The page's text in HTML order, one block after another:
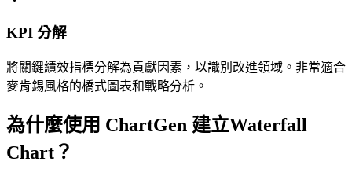
KPI 分解
將關鍵績效指標分解為貢獻因素，以識別改進領域。非常適合
麥肯錫風格的橋式圖表和戰略分析。
為什麼使用 ChartGen 建立Waterfall
Chart？